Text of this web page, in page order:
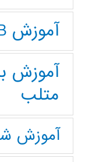
آموزش MATLAB
آموزش
متلب
آموزش